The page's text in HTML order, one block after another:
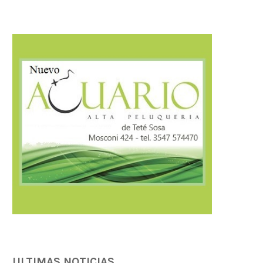
Córdoba fortalece la prevención y
respuesta ante el...
07/08/2026
Córdoba fortalece la
tributaria con
internacionales...
07/08/2026